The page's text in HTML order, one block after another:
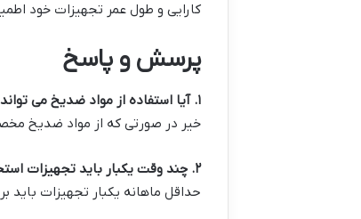
کارایی و طول عمر تجهیزات خود
پرسش و پاسخ
۱.آیا استفاده از مواد ضدیخ می
خیر در صورتی که از مواد ضدیخ
۲.چند وقت یکبار باید تجهیزات
حداقل ماهانه یکبار تجهیزات باید